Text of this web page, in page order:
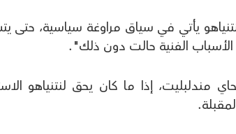
بأن قرار نتنياهو يأتي في سياق مراوغة سياسية، حتى
الأسباب الفنية حالت دون ذلك".
مندلبليت، إذا ما كان يحق لنتنياهو